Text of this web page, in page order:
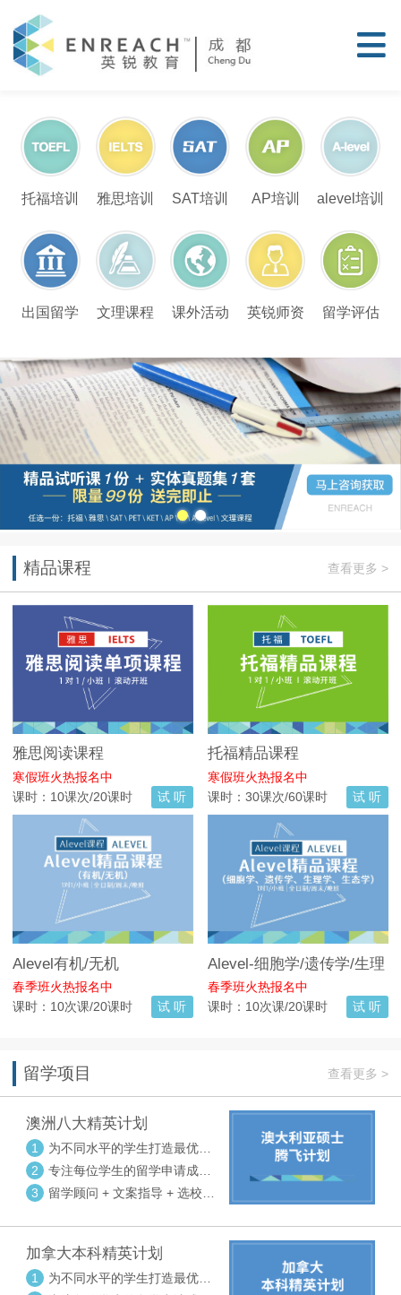
托福培训 雅思培训 SAT培训 AP培训 alevel培训
出国留学 文理课程 课外活动 英锐师资 留学评估
精品课程 查看更多 >
雅思阅读课程
寒假班火热报名中
课时：10课次/20课时
试 听
托福精品课程
寒假班火热报名中
课时：30课次/60课时
试 听
Alevel有机/无机
春季班火热报名中
课时：10次课/20课时
试 听
Alevel-细胞学/遗传学/生理
学/生态学
春季班火热报名中
课时：10次课/20课时
试 听
留学项目 查看更多 >
澳洲八大精英计划
1
为不同水平的学生打造最优选
校方案
2
专注每位学生的留学申请成功
率
3
留学顾问 + 文案指导 + 选校申
加拿大本科精英计划
1
为不同水平的学生打造最优选